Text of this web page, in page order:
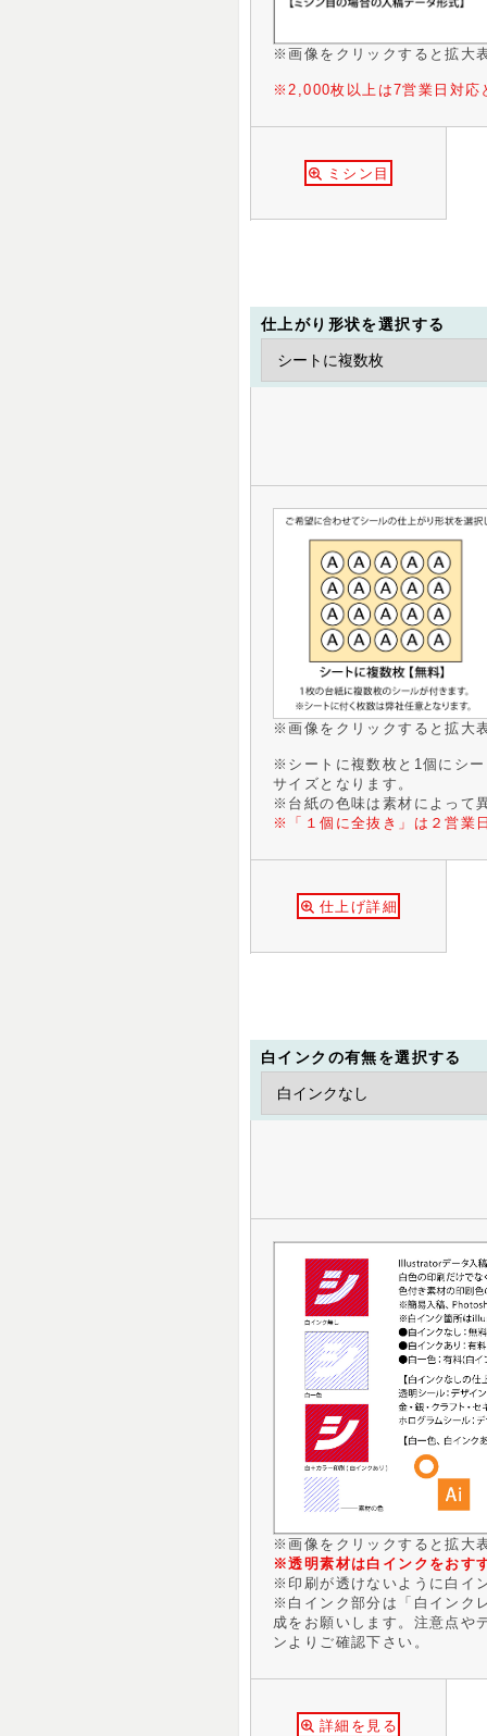
※画像をクリックすると拡大
※2,000枚以上は7営業日対応
ミシン目
仕上がり形状を選択する
※画像をクリックすると拡大
※シートに複数枚と1個にシ
サイズとなります。
※台紙の色味は素材によって
※「１個に全抜き」は２営業
仕上げ詳細
白インクの有無を選択する
※画像をクリックすると拡大
※透明素材は白インクをおす
※印刷が透けないように白イ
※白インク部分は「白インク
成をお願いします。注意点や
ンよりご確認下さい。
詳細を見る